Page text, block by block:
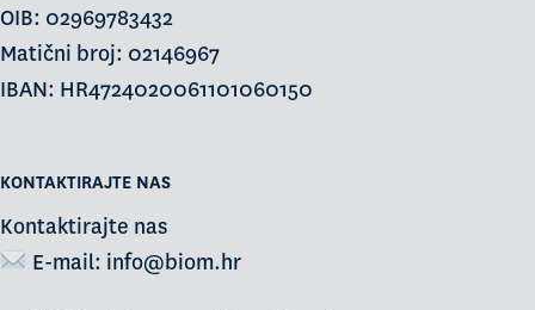
OIB: 02969783432
Matični broj: 02146967
IBAN: HR4724020061101060150
KONTAKTIRAJTE NAS
Kontaktirajte nas
E-mail: info@biom.hr